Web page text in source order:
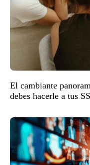
El cambiante
debes hacerle a tus